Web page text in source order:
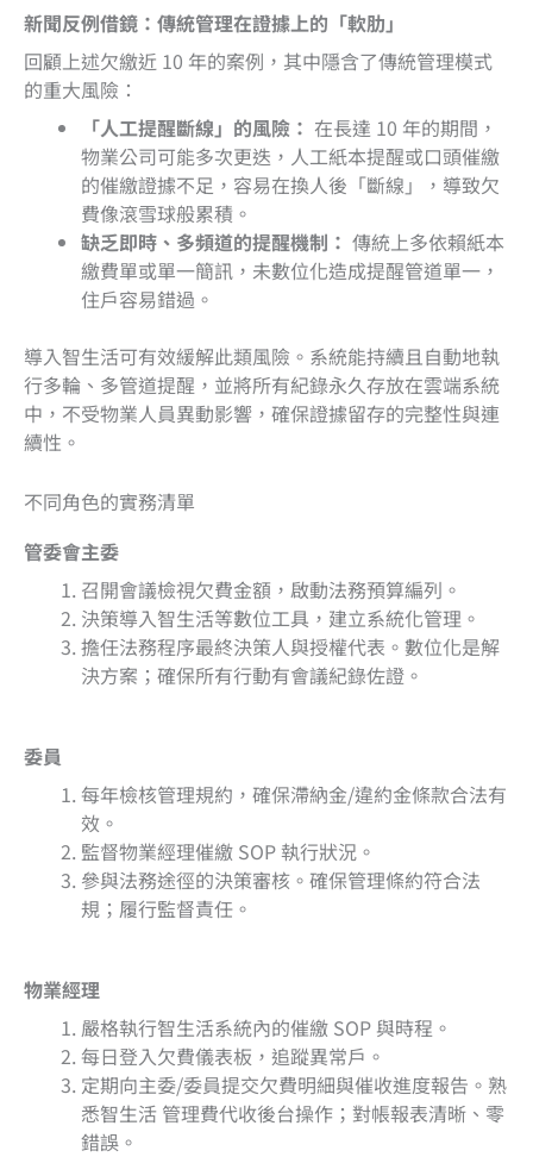
新聞反例借鏡：傳統管理在證據上的「軟肋」
回顧上述欠繳近 10 年的案例，其中隱含了傳統管理模式
的重大風險：
「人工提醒斷線」的風險： 在長達 10 年的期間，
物業公司可能多次更迭，人工紙本提醒或口頭催繳
的催繳證據不足，容易在換人後「斷線」，導致欠
費像滾雪球般累積。
缺乏即時、多頻道的提醒機制： 傳統上多依賴紙本
繳費單或單一簡訊，未數位化造成提醒管道單一，
住戶容易錯過。
導入智生活可有效緩解此類風險。系統能持續且自動地執
行多輪、多管道提醒，並將所有紀錄永久存放在雲端系統
中，不受物業人員異動影響，確保證據留存的完整性與連
續性。
不同角色的實務清單
管委會主委
召開會議檢視欠費金額，啟動法務預算編列。
決策導入智生活等數位工具，建立系統化管理。
擔任法務程序最終決策人與授權代表。數位化是解
決方案；確保所有行動有會議紀錄佐證。
委員
每年檢核管理規約，確保滯納金/違約金條款合法有
效。
監督物業經理催繳 SOP 執行狀況。
參與法務途徑的決策審核。確保管理條約符合法
規；履行監督責任。
物業經理
嚴格執行智生活系統內的催繳 SOP 與時程。
每日登入欠費儀表板，追蹤異常戶。
定期向主委/委員提交欠費明細與催收進度報告。熟
悉智生活 管理費代收後台操作；對帳報表清晰、零
錯誤。